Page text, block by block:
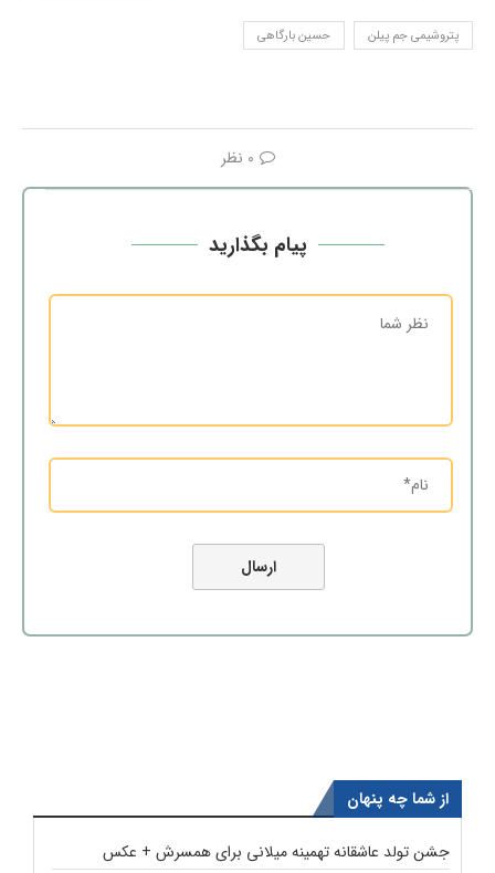
پتروشیمی جم‌ پیلن حسین بارگاهی
0 نظر
پیام بگذارید
از شما چه پنهان
جشن تولد عاشقانه تهمینه میلانی برای همسرش + عکس